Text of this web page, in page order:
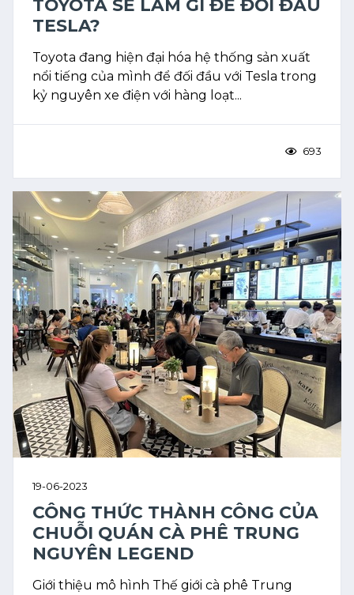
TOYOTA SẼ LÀM GÌ ĐỂ ĐỐI ĐẦU
TESLA?
Toyota đang hiện đại hóa hệ thống sản xuất
nổi tiếng của mình để đối đầu với Tesla trong
kỷ nguyên xe điện với hàng loạt...
693
19-06-2023
CÔNG THỨC THÀNH CÔNG CỦA
CHUỖI QUÁN CÀ PHÊ TRUNG
NGUYÊN LEGEND
Giới thiệu mô hình Thế giới cà phê Trung